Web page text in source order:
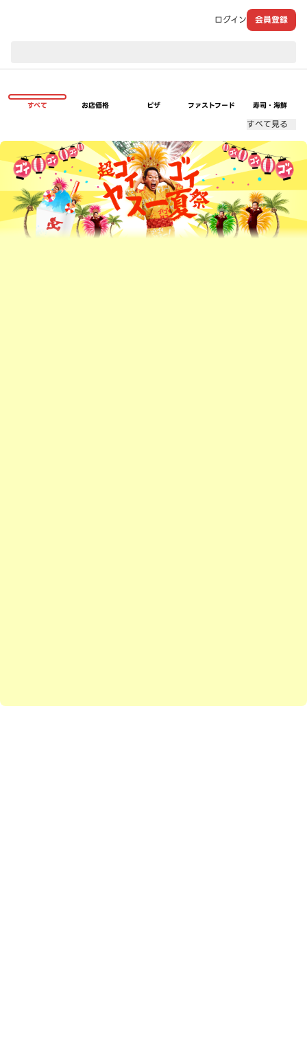
ログイン 会員登録
すべて お店価格 ピザ ファストフード 寿司・海鮮
すべて見る
超ゴイゴイヤスー夏祭